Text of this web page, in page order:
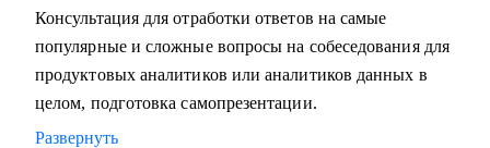
• Junior и Middle Продуктовым аналитикам, аналитикам
данных и продаж, которые хотят повысить свой грейд;
• Выпускникам и студентам, которые ищут свою первую
работу в аналитике;
• Аналитикам, которые хотят перейти из стартапа в
Консультация для отработки ответов на самые
популярные и сложные вопросы на собеседования для
продуктовых аналитиков или аналитиков данных в
целом, подготовка самопрезентации.
Развернуть